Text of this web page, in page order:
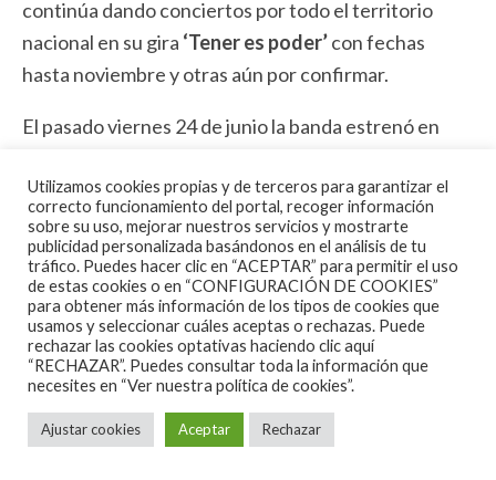
continúa dando conciertos por todo el territorio
nacional en su gira ‘Tener es poder’con fechas
hasta noviembre y otras aún por confirmar.
El pasado viernes 24 de junio la banda estrenó en
Utilizamos cookies propias y de terceros para garantizar el
correcto funcionamiento del portal, recoger información
sobre su uso, mejorar nuestros servicios y mostrarte
publicidad personalizada basándonos en el análisis de tu
tráfico. Puedes hacer clic en “ACEPTAR” para permitir el uso
de estas cookies o en “CONFIGURACIÓN DE COOKIES”
para obtener más información de los tipos de cookies que
usamos y seleccionar cuáles aceptas o rechazas. Puede
rechazar las cookies optativas haciendo clic aquí
“RECHAZAR”. Puedes consultar toda la información que
necesites en “Ver nuestra política de cookies”.
Ajustar cookies Aceptar Rechazar